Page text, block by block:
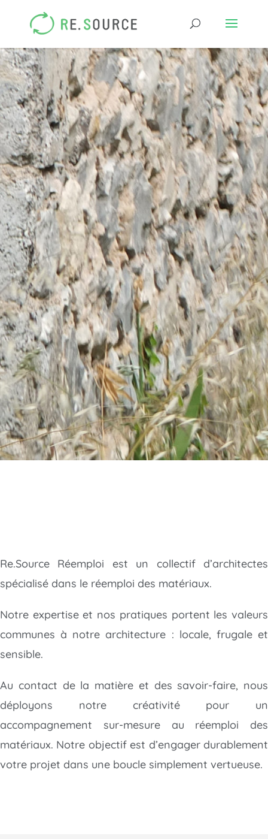
Re.Source Réemploi est un collectif d’architectes
spécialisé dans le réemploi des matériaux.
Notre expertise et nos pratiques portent les valeurs
communes à notre architecture : locale, frugale et
sensible.
Au contact de la matière et des savoir-faire, nous
déployons notre créativité pour un
accompagnement sur-mesure au réemploi des
matériaux. Notre objectif est d’engager durablement
votre projet dans une boucle simplement vertueuse.